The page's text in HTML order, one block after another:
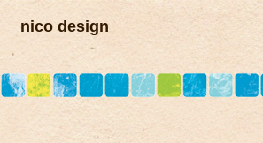
nico design